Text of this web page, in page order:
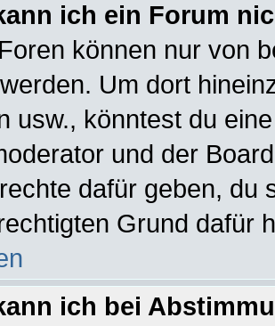
ich ein Forum
können nur von
Um dort
usw., könntest du
und der
dafür geben, du
Grund dafür
ich bei